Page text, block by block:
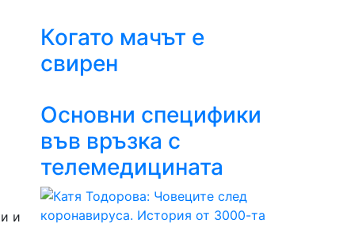
и
Когато мачът е
свирен
Основни специфики
във връзка с
телемедицината